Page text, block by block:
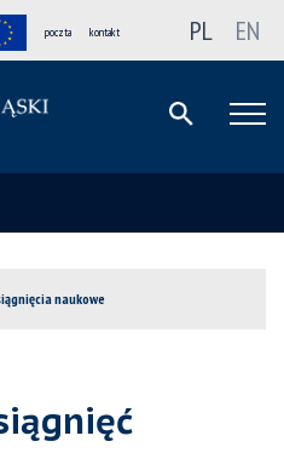
poczta kontakt PL EN
naukowe